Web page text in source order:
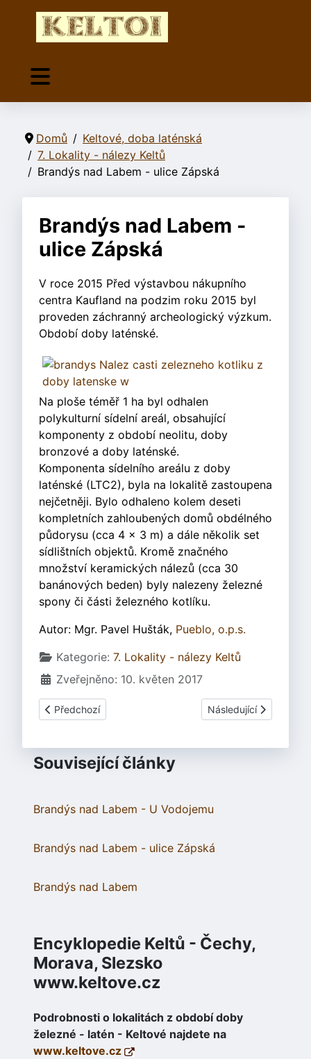
Domů
Keltové, doba laténská
7. Lokality - nálezy Keltů
Brandýs nad Labem - ulice Zápská
Brandýs nad Labem -
ulice Zápská
V roce 2015 Před výstavbou nákupního
centra Kaufland na podzim roku 2015 byl
proveden záchranný archeologický výzkum.
Období doby laténské.
Na ploše téměř 1 ha byl odhalen
polykulturní sídelní areál, obsahující
komponenty z období neolitu, doby
bronzové a doby laténské.
Komponenta sídelního areálu z doby
laténské (LTC2), byla na lokalitě zastoupena
nejčetněji. Bylo odhaleno kolem deseti
kompletních zahloubených domů obdélného
půdorysu (cca 4 × 3 m) a dále několik set
sídlištních objektů. Kromě značného
množství keramických nálezů (cca 30
banánových beden) byly nalezeny železné
spony či části železného kotlíku.
Autor: Mgr. Pavel Hušták, Pueblo, o.p.s.
Základní údaje
Kategorie: 7. Lokality - nálezy Keltů
Zveřejněno: 10. květen 2017
Předchozí článek: Kunštát - nález keltského opasku
Předchozí Další článek:
Následující
Související články
Brandýs nad Labem - U Vodojemu
Brandýs nad Labem - ulice Zápská
Brandýs nad Labem
Encyklopedie Keltů - Čechy,
Morava, Slezsko
www.keltove.cz
Podrobnosti o lokalitách z období doby
železné - latén - Keltové najdete na
www.keltove.cz